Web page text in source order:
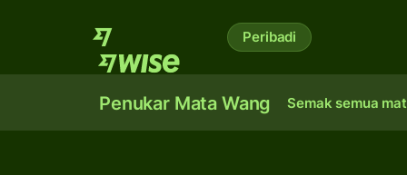
Peribadi
Penukar Mata Wang Semak semua